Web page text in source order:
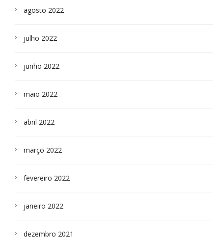
agosto 2022
julho 2022
junho 2022
maio 2022
abril 2022
março 2022
fevereiro 2022
janeiro 2022
dezembro 2021